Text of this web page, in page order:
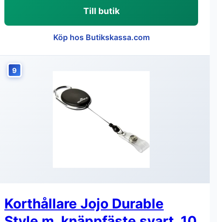
Till butik
Köp hos Butikskassa.com
9
Korthållare Jojo Durable